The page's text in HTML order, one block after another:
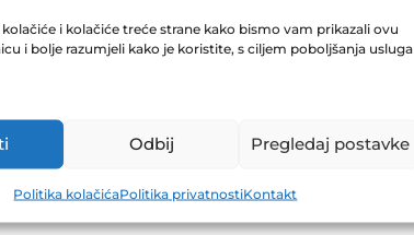
i kolačiće treće strane kako bismo vam prikazali ovu
i bolje razumjeli kako je koristite, s ciljem poboljšanja usluga
Odbij Pregledaj postavke
Politika kolačićaPolitika privatnostiKontakt